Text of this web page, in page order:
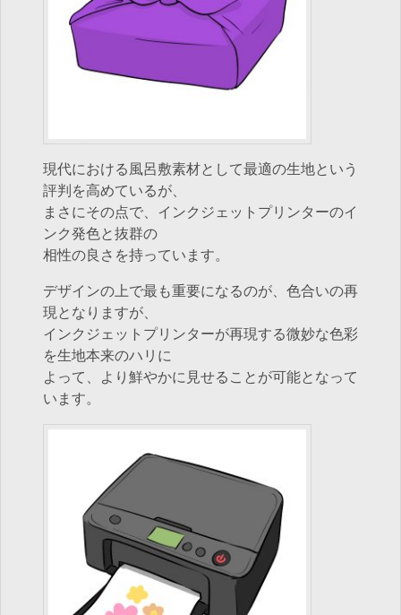
現代における風呂敷素材として最適の生地という
評判を高めているが、
まさにその点で、インクジェットプリンターのイ
ンク発色と抜群の
相性の良さを持っています。
デザインの上で最も重要になるのが、色合いの再
現となりますが、
インクジェットプリンターが再現する微妙な色彩
を生地本来のハリに
よって、より鮮やかに見せることが可能となって
います。